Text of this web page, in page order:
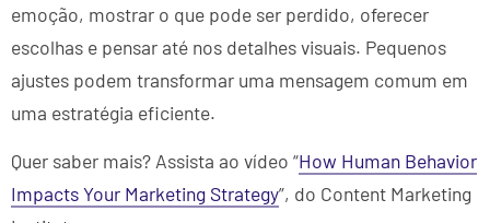
emoção, mostrar o que pode ser perdido, oferecer
escolhas e pensar até nos detalhes visuais. Pequenos
ajustes podem transformar uma mensagem comum em
uma estratégia eficiente.
Quer saber mais? Assista ao vídeo “How Human Behavior
Impacts Your Marketing Strategy”, do Content Marketing